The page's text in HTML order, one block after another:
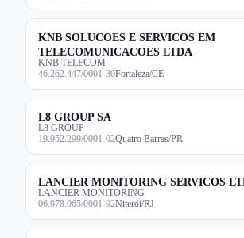
KNB SOLUCOES E SERVICOS EM
TELECOMUNICACOES LTDA
KNB TELECOM
46.262.447/0001-30Fortaleza/CE
L8 GROUP SA
L8 GROUP
19.952.299/0001-02Quatro Barras/PR
LANCIER MONITORING SERVICOS
LANCIER MONITORING
06.978.065/0001-92Niterói/RJ